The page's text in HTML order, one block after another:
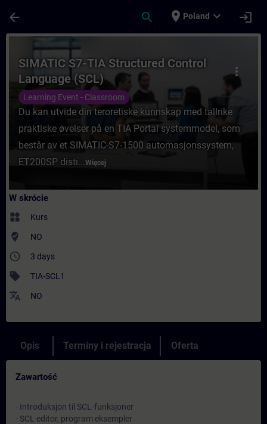
arrow_back search place Poland expand_more login
Kurs - SIMATIC S7-TIA Structured
more_vert
SIMATIC S7-TIA Structured Control
Language (SCL)
Learning Event - Classroom
Du kan utvide din teroretiske kunnskap med tallrike
praktiske øvelser på en TIA Portal systemmodel, som
består av et SIMATIC-S7-1500 automasjonssystem,
ET200SP disti...Więcej
W skrócie
widgets Kurs
where_to_vote NO
access_time 3 days
sell TIA-SCL1
translate NO
Opis Terminy i rejestracja Oferta
Zawartość
- Introduksjon til SCL-funksjoner
- SCL editor, program eksempler